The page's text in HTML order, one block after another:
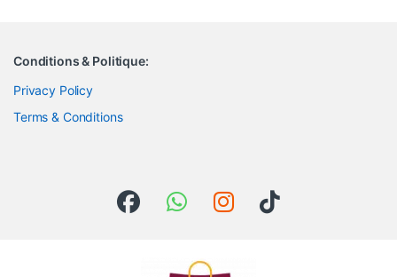
Conditions & Politique:
Privacy Policy
Terms & Conditions